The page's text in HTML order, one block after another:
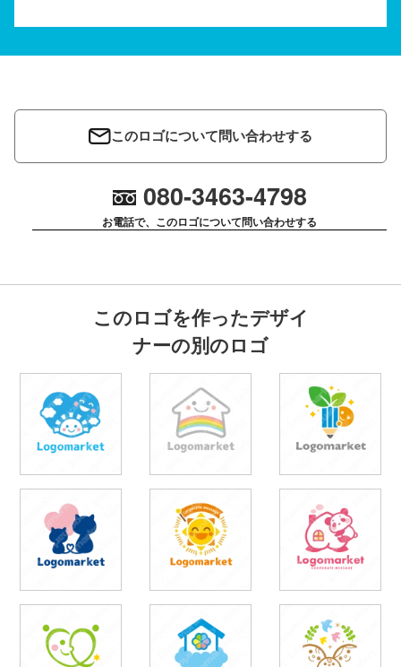
このロゴについて問い合わせする
080-3463-4798
お電話で、このロゴについて問い合わせする
このロゴを作ったデザイ
ナーの別のロゴ